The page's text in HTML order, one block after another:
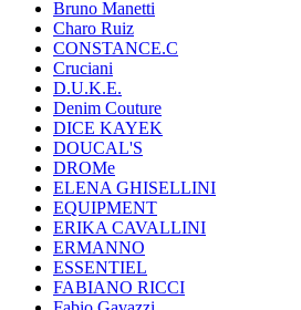
Bruno Manetti
Charo Ruiz
CONSTANCE.C
Cruciani
D.U.K.E.
Denim Couture
DICE KAYEK
DOUCAL'S
DROMe
ELENA GHISELLINI
EQUIPMENT
ERIKA CAVALLINI
ERMANNO
ESSENTIEL
FABIANO RICCI